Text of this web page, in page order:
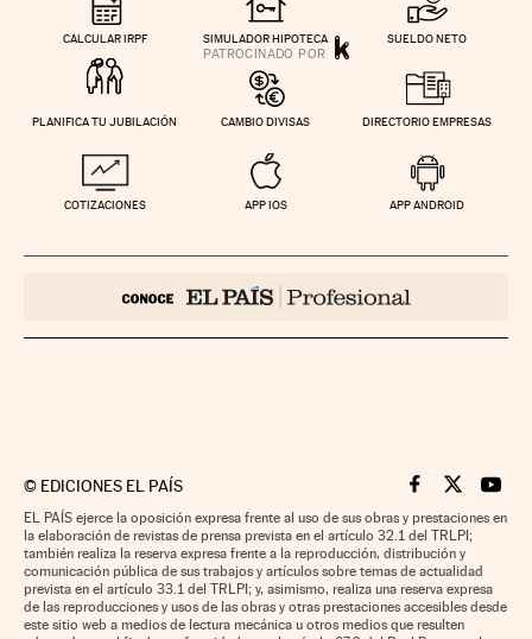
CALCULAR IRPF SIMULADOR HIPOTECA SUELDO NETO
PLANIFICA TU JUBILACIÓN CAMBIO DIVISAS DIRECTORIO EMPRESAS
COTIZACIONES APP IOS APP ANDROID
© EDICIONES EL PAÍS Cinco Días en
Cinco Días
Cinco
EL PAÍS ejerce la oposición expresa frente al uso de sus obras y prestaciones en
la elaboración de revistas de prensa prevista en el artículo 32.1 del TRLPI;
también realiza la reserva expresa frente a la reproducción, distribución y
comunicación pública de sus trabajos y artículos sobre temas de actualidad
prevista en el artículo 33.1 del TRLPI; y, asimismo, realiza una reserva expresa
de las reproducciones y usos de las obras y otras prestaciones accesibles desde
este sitio web a medios de lectura mecánica u otros medios que resulten